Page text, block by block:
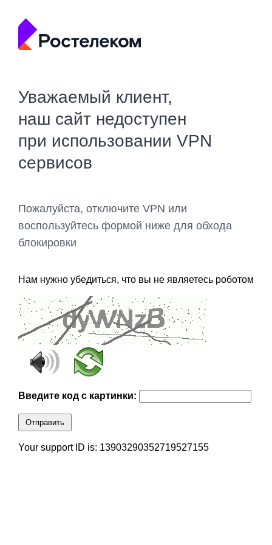
Уважаемый клиент,
наш сайт недоступен
при использовании VPN
сервисов
Пожалуйста, отключите VPN или
воспользуйтесь формой ниже для обхода
блокировки
Нам нужно убедиться, что вы не являетесь роботом
Введите код с картинки:
Отправить
Your support ID is: 13903290352719527155